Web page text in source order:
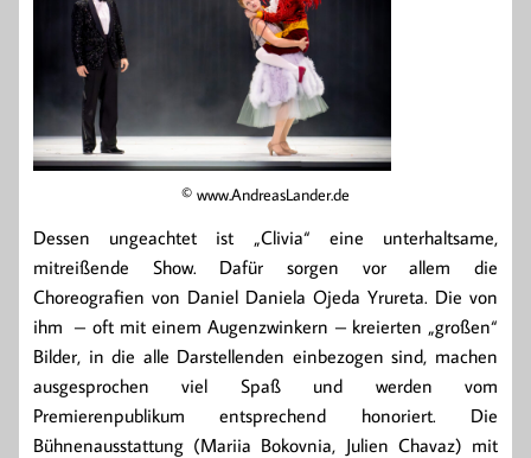
© www.AndreasLander.de
Dessen ungeachtet ist „Clivia“ eine unterhaltsame,
mitreißende Show. Dafür sorgen vor allem die
Choreografien von Daniel Daniela Ojeda Yrureta. Die von
ihm – oft mit einem Augenzwinkern – kreierten „großen“
Bilder, in die alle Darstellenden einbezogen sind, machen
ausgesprochen viel Spaß und werden vom
Premierenpublikum entsprechend honoriert. Die
Bühnenausstattung (Mariia Bokovnia, Julien Chavaz) mit